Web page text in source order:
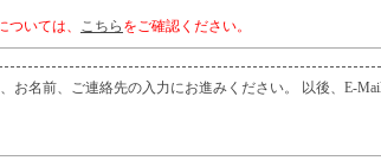
いては、 こちら をご確認ください。
お名前、ご連絡先の入力にお進みください。 以後、E-